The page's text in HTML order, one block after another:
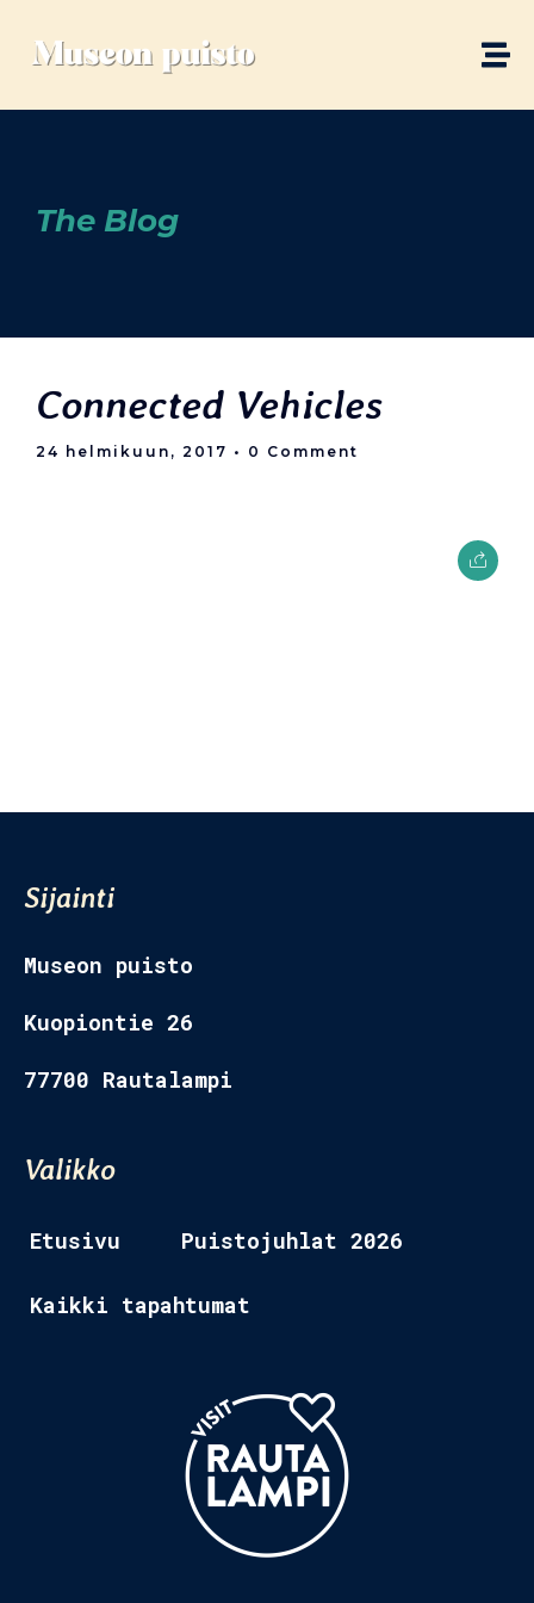
The Blog
Connected Vehicles
24 helmikuun, 2017 • 0 Comment
Sijainti
Museon puisto
Kuopiontie 26
77700 Rautalampi
Valikko
Etusivu Puistojuhlat 2026
Kaikki tapahtumat
Ravintolat
Museo